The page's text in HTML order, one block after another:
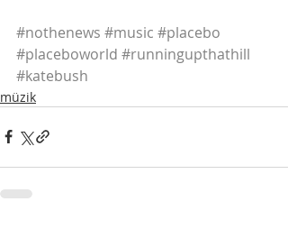
#nothenews #music #placebo
#placeboworld #runningupthathill
#katebush
müzik